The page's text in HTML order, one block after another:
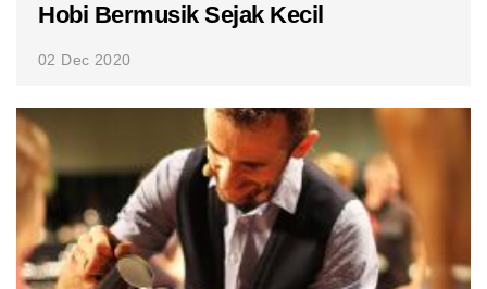
Hobi Bermusik Sejak Kecil
02 Dec 2020